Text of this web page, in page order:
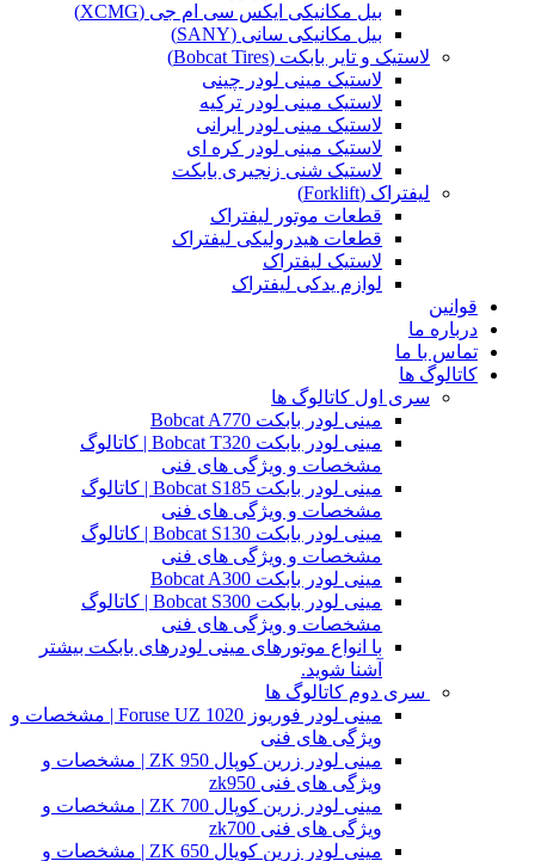
بیل مکانیکی ایکس سی ام جی (XCMG)
بیل مکانیکی سانی (SANY)
لاستیک و تایر بابکت (Bobcat Tires)
لاستیک مینی لودر چینی
لاستیک مینی لودر ترکیه
لاستیک مینی لودر ایرانی
لاستیک مینی لودر کره ای
لاستیک شنی زنجیری بابکت
لیفتراک (Forklift)
قطعات موتور لیفتراک
قطعات هیدرولیکی لیفتراک
لاستیک لیفتراک
لوازم یدکی لیفتراک
قوانین
درباره ما
تماس با ما
کاتالوگ ها
سری اول کاتالوگ ها
مینی لودر بابکت Bobcat A770
مینی لودر بابکت Bobcat T320 | کاتالوگ
مشخصات و ویژگی های فنی
مینی لودر بابکت Bobcat S185 | کاتالوگ
مشخصات و ویژگی های فنی
مینی لودر بابکت Bobcat S130 | کاتالوگ
مشخصات و ویژگی های فنی
مینی لودر بابکت Bobcat A300
مینی لودر بابکت Bobcat S300 | کاتالوگ
مشخصات و ویژگی های فنی
با انواع موتورهای مینی لودرهای بابکت بیشتر
آشنا شوید.
سری دوم کاتالوگ ها
مینی لودر فوریوز Foruse UZ 1020 | مشخصات و
ویژگی های فنی
مینی لودر زرین کوپال ZK 950 | مشخصات و
ویژگی های فنی zk950
مینی لودر زرین کوپال ZK 700 | مشخصات و
ویژگی های فنی zk700
مینی لودر زرین کوپال ZK 650 | مشخصات و